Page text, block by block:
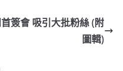
n
簽會 吸引大批粉絲 (附
圖輯)